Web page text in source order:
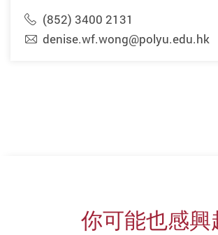
(852) 3400 2131
denise.wf.wong@polyu.edu.hk
你可能也感興